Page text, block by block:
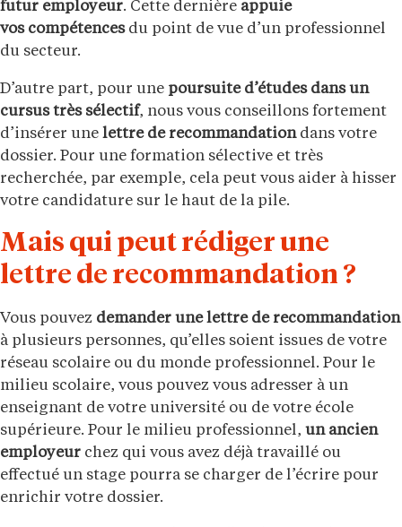
futur employeur. Cette dernière appuie
vos compétencesdu point de vue d’un professionnel
du secteur.
D’autre part, pour une poursuite d’études dans un
cursus très sélectif, nous vous conseillons fortement
d’insérer une lettre de recommandationdans votre
dossier. Pour une formation sélective et très
recherchée, par exemple, cela peut vous aider à hisser
votre candidature sur le haut de la pile.
Mais qui peut rédiger une
lettre de recommandation ?
Vous pouvez demander une lettre de recommandation
à plusieurs personnes, qu’elles soient issues de votre
réseau scolaire ou du monde professionnel. Pour le
milieu scolaire, vous pouvez vous adresser à un
enseignant de votre université ou de votre école
supérieure. Pour le milieu professionnel, un ancien
employeur chez qui vous avez déjà travaillé ou
effectué un stage pourra se charger de l’écrire pour
enrichir votre dossier.